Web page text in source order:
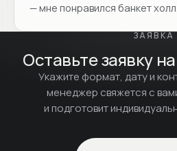
— мне понравился банкет холл.
ЗАЯВКА
Оставьте заявку
Укажите формат, дату и
менеджер свяжется с
и подготовит